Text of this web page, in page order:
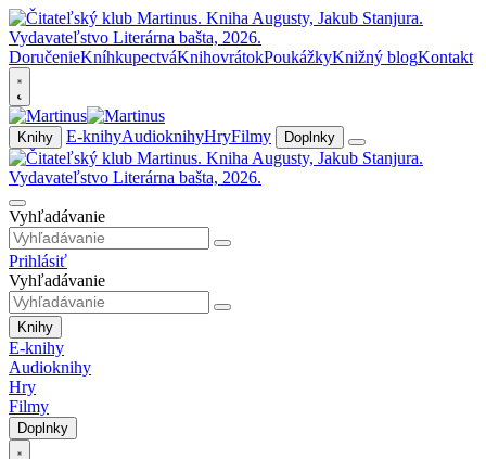
DoručenieKníhkupectváKnihovrátokPoukážkyKnižný blogKontakt
Knihy E-knihyAudioknihyHryFilmy Doplnky
Vyhľadávanie
Prihlásiť
Vyhľadávanie
Knihy
E-knihy
Audioknihy
Hry
Filmy
Doplnky